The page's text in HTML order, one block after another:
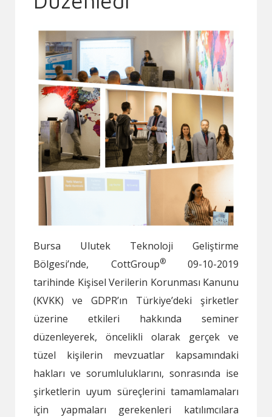
Bursa Ulutek Teknoloji Geliştirme
Bölgesi’nde, CottGroup®09-10-2019
tarihinde Kişisel Verilerin Korunması Kanunu
(KVKK) ve GDPR’ın Türkiye’deki şirketler
üzerine etkileri hakkında seminer
düzenleyerek, öncelikli olarak gerçek ve
tüzel kişilerin mevzuatlar kapsamındaki
hakları ve sorumluluklarını, sonrasında ise
şirketlerin uyum süreçlerini tamamlamaları
için yapmaları gerekenleri katılımcılara